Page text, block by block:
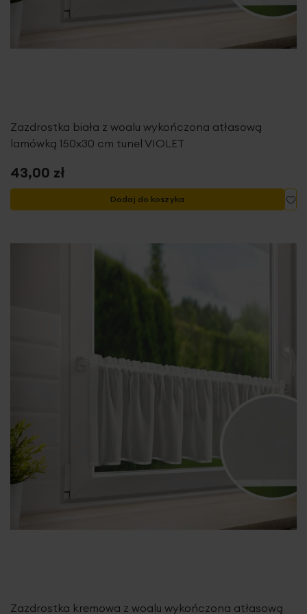
Zazdrostka biała z woalu wykończona atłasową
lamówką 150x30 cm tunel VIOLET
43,00 zł
Dodaj do koszyka
Zazdrostka kremowa z woalu wykończona atłasową